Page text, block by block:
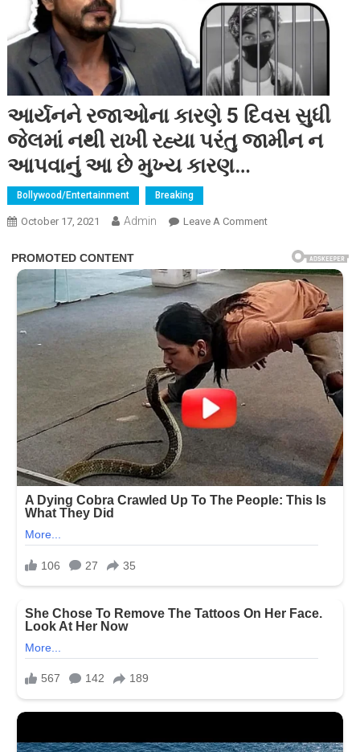
આર્યનને રજાઓના કારણે 5 દિવસ સુધી
જેલમાં નથી રાખી રહ્યા પરંતુ જામીન ન
આપવાનું આ છે મુખ્ય કારણ…
Bollywood/Entertainment Breaking
October 17, 2021 Admin Leave A CommentOn
રજાઓના
કારણે
5
દિવસ
સુધી
જેલમાં
નથી
રહ્યા
પરંતુ
જામીન
ન
આપવાનું
આ